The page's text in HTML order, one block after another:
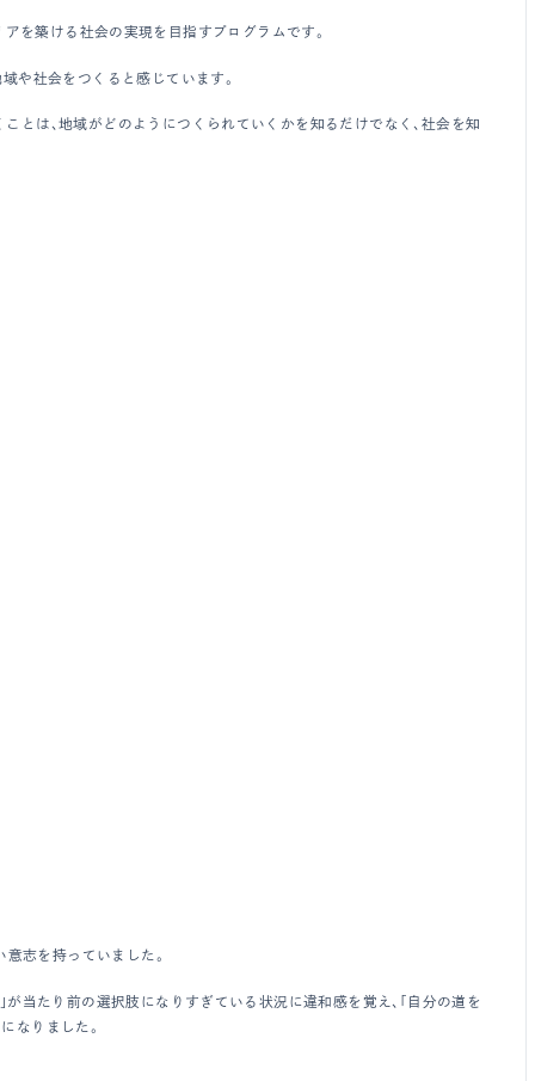
を築ける社会の実現を目指すプログラムです。
や社会をつくると感じています。
とは、地域がどのようにつくられていくかを知るだけでなく、社会を知
意志を持っていました。
当たり前の選択肢になりすぎている状況に違和感を覚え、「自分の道を
なりました。